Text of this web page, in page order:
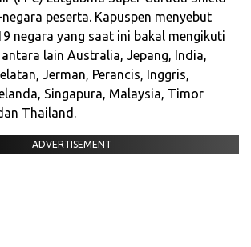
peserta. Kapuspen menyebut
negara yang saat ini bakal mengikuti
lain Australia, Jepang, India,
Jerman, Perancis, Inggris,
Singapura, Malaysia, Timor
Thailand.
ADVERTISEMENT